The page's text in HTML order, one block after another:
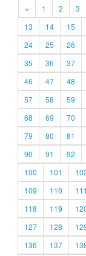
« 1 2 3
13
14 15
24
25 26
35
36 37
46
47 48
57
58 59
68
69 70
79
80 81
90
91 92
100
101
109
110 111
118
119
127
128
136
137